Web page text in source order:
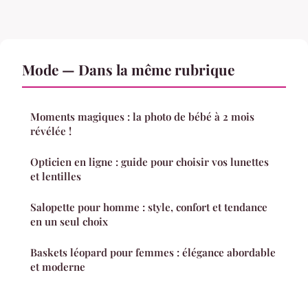
Mode — Dans la même rubrique
Moments magiques : la photo de bébé à 2 mois
révélée !
Opticien en ligne : guide pour choisir vos lunettes
et lentilles
Salopette pour homme : style, confort et tendance
en un seul choix
Baskets léopard pour femmes : élégance abordable
et moderne